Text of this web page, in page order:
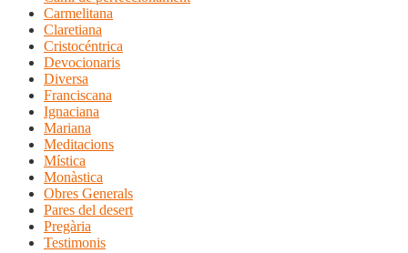
Carmelitana
Claretiana
Cristocéntrica
Devocionaris
Diversa
Franciscana
Ignaciana
Mariana
Meditacions
Mística
Monàstica
Obres Generals
Pares del desert
Pregària
Testimonis